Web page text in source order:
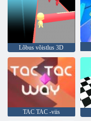
Lõbus võistlus 3D
TAC TAC -viis